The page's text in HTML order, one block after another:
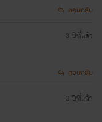
ตอบกลับ
3 ปีที่แล้ว
ตอบกลับ
3 ปีที่แล้ว